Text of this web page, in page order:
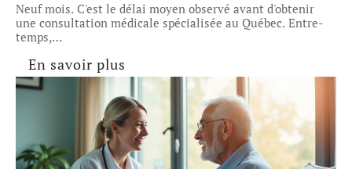
Neuf mois. C'est le délai moyen observé avant d'obtenir
une consultation médicale spécialisée au Québec. Entre-
temps,…
En savoir plus